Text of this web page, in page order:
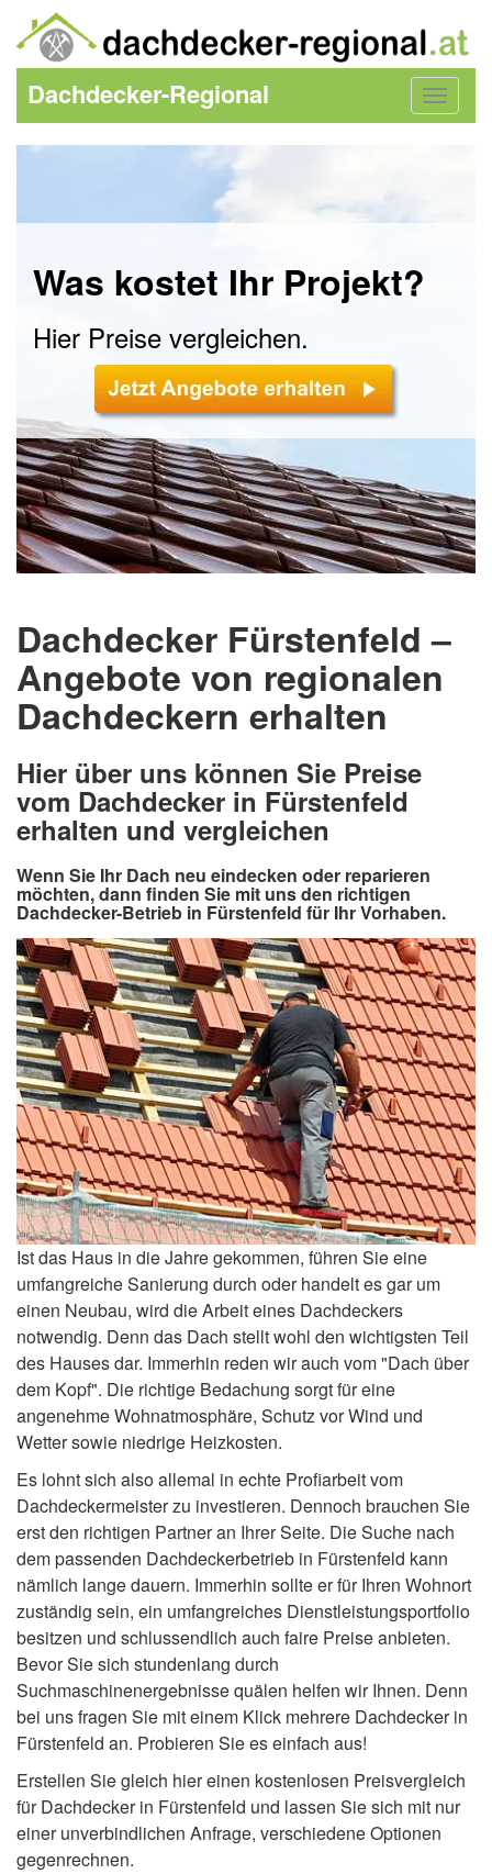
Toggle
Dachdecker-Regional
Was kostet Ihr Projekt?
Hier Preise vergleichen.
Dachdecker Fürstenfeld –
Angebote von regionalen
Dachdeckern erhalten
Hier über uns können Sie Preise
vom Dachdecker in Fürstenfeld
erhalten und vergleichen
Wenn Sie Ihr Dach neu eindecken oder reparieren
möchten, dann finden Sie mit uns den richtigen
Dachdecker-Betrieb in Fürstenfeld für Ihr Vorhaben.
Ist das Haus in die Jahre gekommen, führen Sie eine
umfangreiche Sanierung durch oder handelt es gar um
einen Neubau, wird die Arbeit eines Dachdeckers
notwendig. Denn das Dach stellt wohl den wichtigsten Teil
des Hauses dar. Immerhin reden wir auch vom "Dach über
dem Kopf". Die richtige Bedachung sorgt für eine
angenehme Wohnatmosphäre, Schutz vor Wind und
Wetter sowie niedrige Heizkosten.
Es lohnt sich also allemal in echte Profiarbeit vom
Dachdeckermeister zu investieren. Dennoch brauchen Sie
erst den richtigen Partner an Ihrer Seite. Die Suche nach
dem passenden Dachdeckerbetrieb in Fürstenfeld kann
nämlich lange dauern. Immerhin sollte er für Ihren Wohnort
zuständig sein, ein umfangreiches Dienstleistungsportfolio
besitzen und schlussendlich auch faire Preise anbieten.
Bevor Sie sich stundenlang durch
Suchmaschinenergebnisse quälen helfen wir Ihnen. Denn
bei uns fragen Sie mit einem Klick mehrere Dachdecker in
Fürstenfeld an. Probieren Sie es einfach aus!
Erstellen Sie gleich hier einen kostenlosen Preisvergleich
für Dachdecker in Fürstenfeld und lassen Sie sich mit nur
einer unverbindlichen Anfrage, verschiedene Optionen
gegenrechnen.